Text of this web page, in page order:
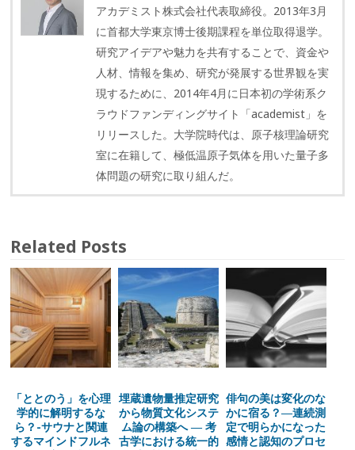
アカデミスト株式会社代表取締役。2013年3月
に首都大学東京博士後期課程を単位取得退学。
研究アイデアや魅力を共有することで、資金や
人材、情報を集め、研究が発展する世界観を実
現するために、2014年4月に日本初の学術系ク
ラウドファンディングサイト「academist」を
リリースした。大学院時代は、原子核理論研究
室に在籍して、極低温原子気体を用いた量子多
体問題の研究に取り組んだ。
Related Posts
「ととのう」を心理
学的に解明するな
ら？-サウナと関連
するマインドフルネ
埋蔵遺物量推定研究
から物質文化システ
ム論の構築へ ― 考
古学における統一的
俳句の美は変化のな
かに宿る？―連続測
定で明らかになった
感情と認知のプロセ